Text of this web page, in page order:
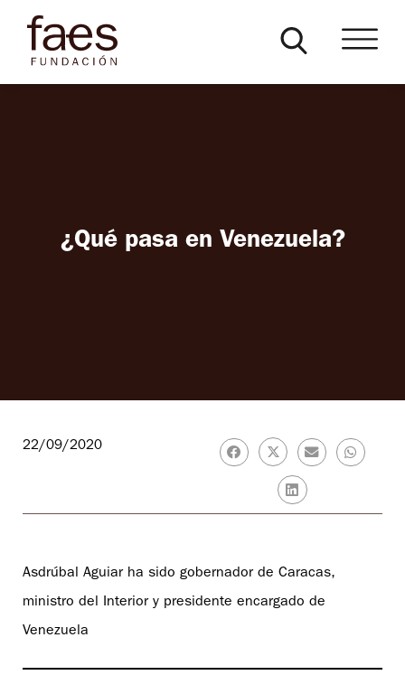
¿Qué pasa en Venezuela?
22/09/2020
Asdrúbal Aguiar ha sido gobernador de Caracas,
ministro del Interior y presidente encargado de
Venezuela